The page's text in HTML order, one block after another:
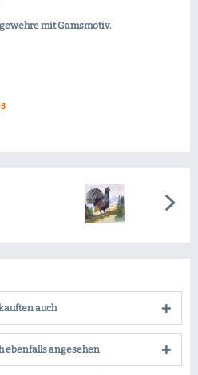
mit Gamsmotiv.
auch
ebenfalls angesehen